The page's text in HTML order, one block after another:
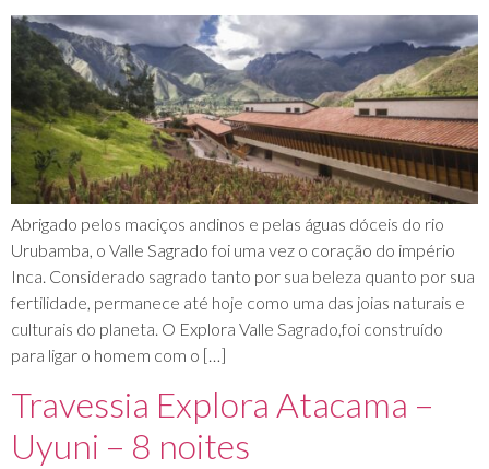
Abrigado pelos maciços andinos e pelas águas dóceis do rio
Urubamba, o Valle Sagrado foi uma vez o coração do império
Inca. Considerado sagrado tanto por sua beleza quanto por sua
fertilidade, permanece até hoje como uma das joias naturais e
culturais do planeta. O Explora Valle Sagrado,foi construído
para ligar o homem com o […]
Travessia Explora Atacama –
Uyuni – 8 noites